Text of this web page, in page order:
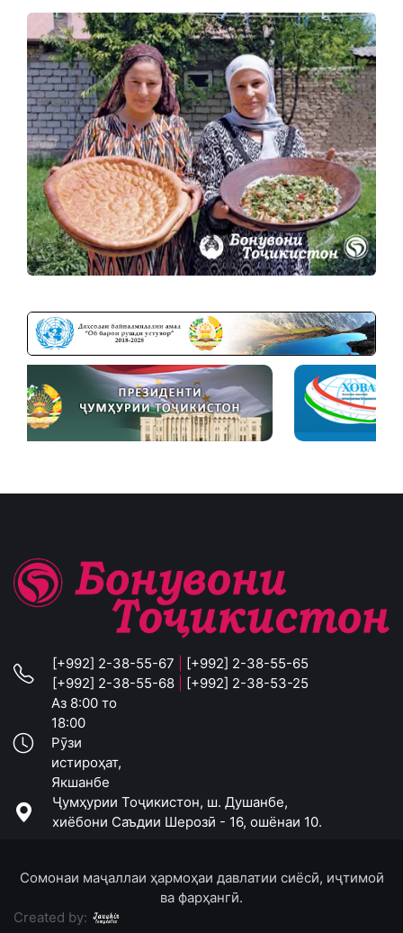
[+992] 2-38-55-67
[+992] 2-38-55-65
[+992] 2-38-55-68
[+992] 2-38-53-25
Аз 8:00 то
18:00
Рӯзи
истироҳат,
Якшанбе
Ҷумҳурии Тоҷикистон, ш. Душанбе,
хиёбони Саъдии Шерозӣ - 16, ошёнаи 10.
Сомонаи маҷаллаи ҳармоҳаи давлатии сиёсӣ, иҷтимоӣ
ва фарҳангӣ.
Created by: